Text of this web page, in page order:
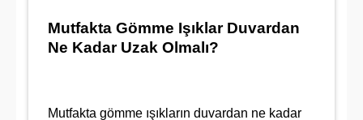
Mutfakta Gömme Işıklar Duvardan
Ne Kadar Uzak Olmalı?
Mutfakta gömme ışıkların duvardan ne kadar